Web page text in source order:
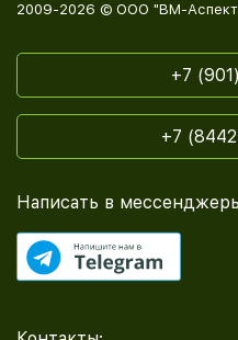
2009-2026 © ООО "ВМ-
+7
+7
Написать в